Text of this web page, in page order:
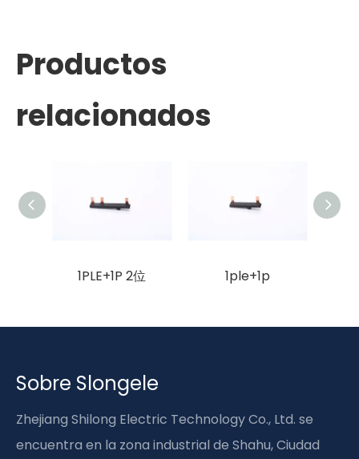
Productos
relacionados
1PLE+1P 2位 1ple+1p
Sobre Slongele
Zhejiang Shilong Electric Technology Co., Ltd. se
encuentra en la zona industrial de Shahu, Ciudad